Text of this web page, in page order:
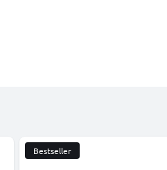
Bestseller